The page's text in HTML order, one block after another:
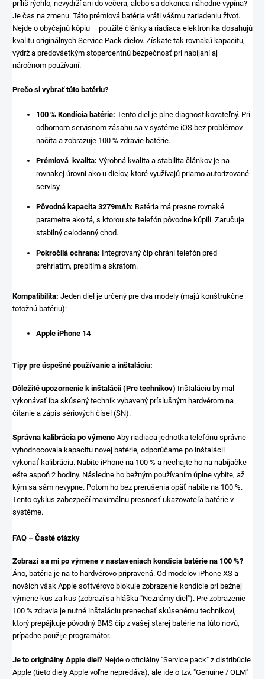
príliš rýchlo, nevydrží ani do večera, alebo sa dokonca náhodne vypína?
Je čas na zmenu. Táto prémiová batéria vráti vášmu zariadeniu život.
Nejde o obyčajnú kópiu – použité články a riadiaca elektronika dosahujú
kvalitu originálnych Service Pack dielov. Získate tak rovnakú kapacitu,
výdrž a predovšetkým stopercentnú bezpečnosť pri nabíjaní aj
náročnom používaní.
Prečo si vybrať túto batériu?
100 % Kondícia batérie: Tento diel je plne diagnostikovateľný. Pri
odbornom servisnom zásahu sa v systéme iOS bez problémov
načíta a zobrazuje 100 % zdravie batérie.
Prémiová kvalita: Výrobná kvalita a stabilita článkov je na
rovnakej úrovni ako u dielov, ktoré využívajú priamo autorizované
servisy.
Pôvodná kapacita 3279mAh: Batéria má presne rovnaké
parametre ako tá, s ktorou ste telefón pôvodne kúpili. Zaručuje
stabilný celodenný chod.
Pokročilá ochrana: Integrovaný čip chráni telefón pred
prehriatím, prebitím a skratom.
Kompatibilita: Jeden diel je určený pre dva modely (majú konštrukčne
totožnú batériu):
Apple iPhone 14
Tipy pre úspešné používanie a inštaláciu:
Dôležité upozornenie k inštalácii (Pre technikov) Inštaláciu by mal
vykonávať iba skúsený technik vybavený príslušným hardvérom na
čítanie a zápis sériových čísel (SN).
Správna kalibrácia po výmene Aby riadiaca jednotka telefónu správne
vyhodnocovala kapacitu novej batérie, odporúčame po inštalácii
vykonať kalibráciu. Nabite iPhone na 100 % a nechajte ho na nabíjačke
ešte aspoň 2 hodiny. Následne ho bežným používaním úplne vybite, až
kým sa sám nevypne. Potom ho bez prerušenia opäť nabite na 100 %.
Tento cyklus zabezpečí maximálnu presnosť ukazovateľa batérie v
systéme.
FAQ – Časté otázky
Zobrazí sa mi po výmene v nastaveniach kondícia batérie na 100 %?
Áno, batéria je na to hardvérovo pripravená. Od modelov iPhone XS a
novších však Apple softvérovo blokuje zobrazenie kondície pri bežnej
výmene kus za kus (zobrazí sa hláška "Neznámy diel"). Pre zobrazenie
100 % zdravia je nutné inštaláciu prenechať skúsenému technikovi,
ktorý prepájkuje pôvodný BMS čip z vašej starej batérie na túto novú,
prípadne použije programátor.
Je to originálny Apple diel? Nejde o oficiálny "Service pack" z distribúcie
Apple (tieto diely Apple voľne nepredáva), ale ide o tzv. "Genuine / OEM"